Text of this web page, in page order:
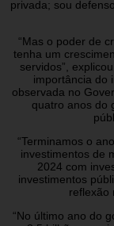
privada; sou
“Mas o poder de
tenha um
servidos”,
importância do
observada no
quatro anos do
“Terminamos o
investimentos de
2024 com
investimentos
reflexão
“No último ano do